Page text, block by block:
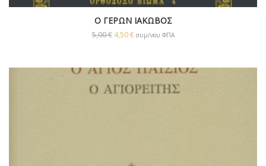
Ο ΓΕΡΩΝ ΙΑΚΩΒΟΣ
5,00€ 4,50€ συμ/νου ΦΠΑ